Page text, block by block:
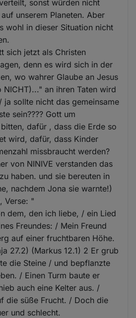
sonst würden nicht
unserem Planeten. Aber
wohl in dieser Situation nicht
sich jetzt als Christen
denn es wird sich in der
wo wahrer Glaube an Jesus
NICHT)..." an ihren Taten wird
ja sollte nicht das gemeinsame
sein???? Gott um
dafür , dass die Erde so
wird, dafür, dass Kinder
missbraucht werden?
von NINIVE verstanden das
haben. und sie bereuten in
nachdem Jona sie warnte!)
Verse: "
dem, den ich liebe, / ein Lied
Freundes: / Mein Freund
auf einer fruchtbaren Höhe.
27.2) (Markus 12.1) 2 Er grub
die Steine / und bepflanzte
/ Einen Turm baute er
auch eine Kelter aus. /
die süße Frucht. / Doch die
und schlecht.